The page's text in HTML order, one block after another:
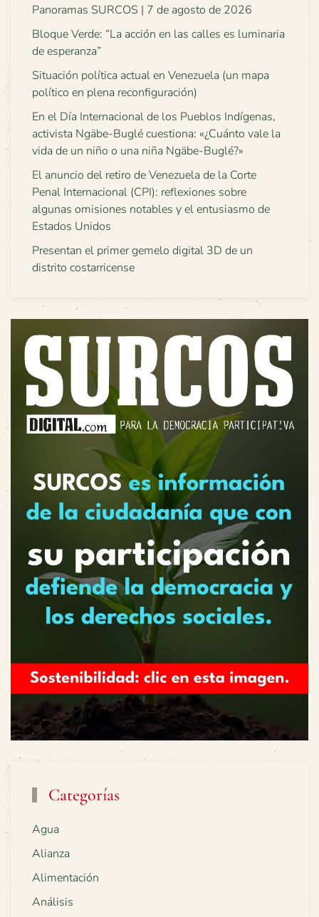
Panoramas SURCOS | 7 de agosto de 2026
Bloque Verde: “La acción en las calles es luminaria
de esperanza”
Situación política actual en Venezuela (un mapa
político en plena reconfiguración)
En el Día Internacional de los Pueblos Indígenas,
activista Ngäbe-Buglé cuestiona: «¿Cuánto vale la
vida de un niño o una niña Ngäbe-Buglé?»
El anuncio del retiro de Venezuela de la Corte
Penal Internacional (CPI): reflexiones sobre
algunas omisiones notables y el entusiasmo de
Estados Unidos
Presentan el primer gemelo digital 3D de un
distrito costarricense
Categorías
Agua
Alianza
Alimentación
Análisis